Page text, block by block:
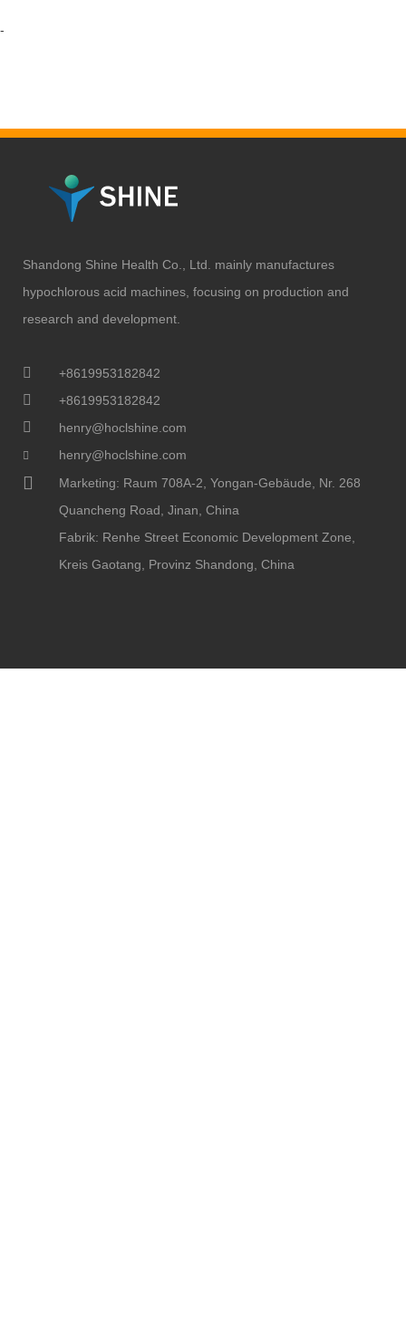
-
Shandong Shine Health Co., Ltd. mainly manufactures
hypochlorous acid machines, focusing on production and
research and development.
+8619953182842
+8619953182842
henry@hoclshine.com
henry@hoclshine.com
Marketing: Raum 708A-2, Yongan-Gebäude, Nr. 268
Quancheng Road, Jinan, China
Fabrik: Renhe Street Economic Development Zone,
Kreis Gaotang, Provinz Shandong, China